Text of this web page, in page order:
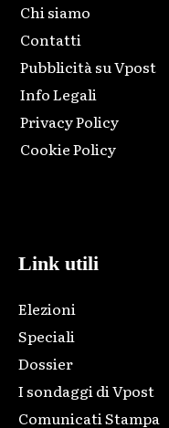
Chi siamo
Contatti
Pubblicità su Vpost
Info Legali
Privacy Policy
Cookie Policy
Link utili
Elezioni
Speciali
Dossier
I sondaggi di Vpost
Comunicati Stampa